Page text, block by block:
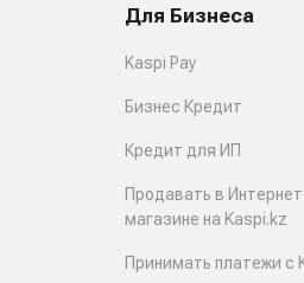
Для Бизнеса
Kaspi Pay
Бизнес Кредит
Кредит для ИП
Продавать в
магазине на Kaspi.kz
Принимать платежи с